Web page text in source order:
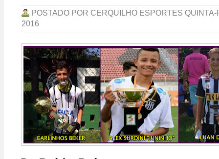
POSTADO POR CERQUILHO ESPORTES QUINTA-
2016